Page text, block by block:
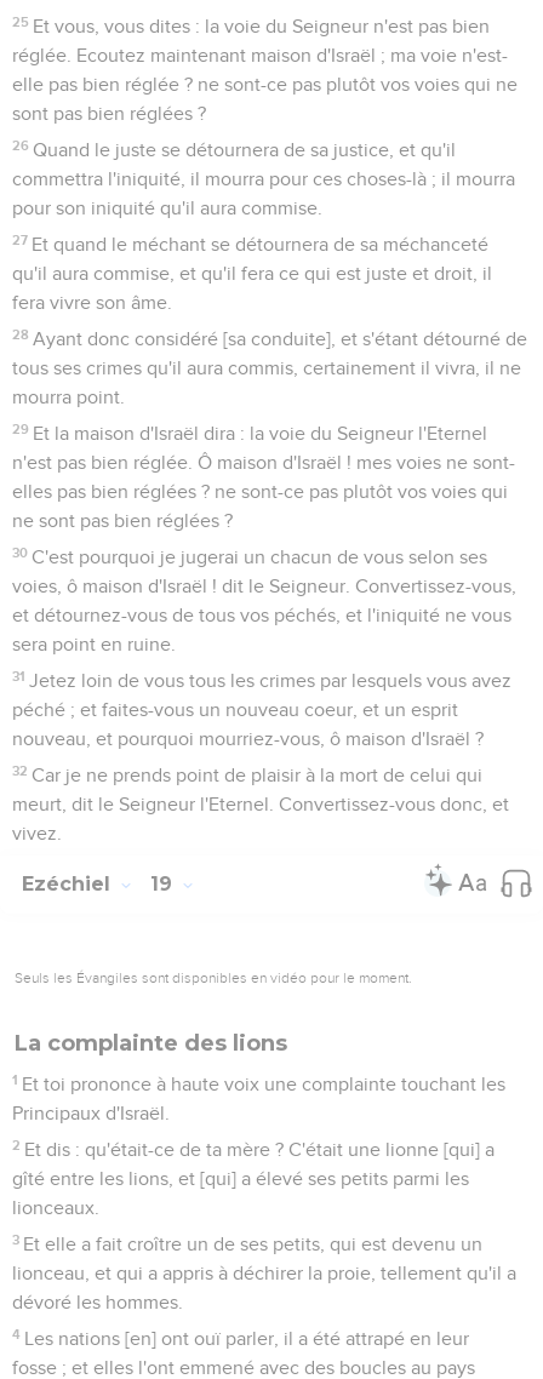
25 Et vous, vous dites : la voie du Seigneur n'est pas bien
réglée. Ecoutez maintenant maison d'Israël ; ma voie n'est-
elle pas bien réglée ? ne sont-ce pas plutôt vos voies qui ne
sont pas bien réglées ?
26 Quand le juste se détournera de sa justice, et qu'il
commettra l'iniquité, il mourra pour ces choses-là ; il mourra
pour son iniquité qu'il aura commise.
27 Et quand le méchant se détournera de sa méchanceté
qu'il aura commise, et qu'il fera ce qui est juste et droit, il
fera vivre son âme.
28 Ayant donc considéré [sa conduite], et s'étant détourné de
tous ses crimes qu'il aura commis, certainement il vivra, il ne
mourra point.
29 Et la maison d'Israël dira : la voie du Seigneur l'Eternel
n'est pas bien réglée. Ô maison d'Israël ! mes voies ne sont-
elles pas bien réglées ? ne sont-ce pas plutôt vos voies qui
ne sont pas bien réglées ?
30 C'est pourquoi je jugerai un chacun de vous selon ses
voies, ô maison d'Israël ! dit le Seigneur. Convertissez-vous,
et détournez-vous de tous vos péchés, et l'iniquité ne vous
sera point en ruine.
31 Jetez loin de vous tous les crimes par lesquels vous avez
péché ; et faites-vous un nouveau coeur, et un esprit
nouveau, et pourquoi mourriez-vous, ô maison d'Israël ?
32 Car je ne prends point de plaisir à la mort de celui qui
meurt, dit le Seigneur l'Eternel. Convertissez-vous donc, et
vivez.
Ezéchiel 19
Seuls les Évangiles sont disponibles en vidéo pour le moment.
La complainte des lions
1 Et toi prononce à haute voix une complainte touchant les
Principaux d'Israël.
2 Et dis : qu'était-ce de ta mère ? C'était une lionne [qui] a
gîté entre les lions, et [qui] a élevé ses petits parmi les
lionceaux.
3 Et elle a fait croître un de ses petits, qui est devenu un
lionceau, et qui a appris à déchirer la proie, tellement qu'il a
dévoré les hommes.
4 Les nations [en] ont ouï parler, il a été attrapé en leur
fosse ; et elles l'ont emmené avec des boucles au pays